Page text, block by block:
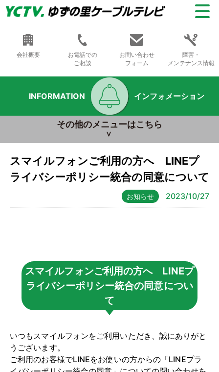
会社概要
お電話での
ご相談
お問い合わせ
フォーム
障害・
メンテナンス情報
INFORMATION インフォメーション
その他のメニューはこちら
スマイルフォンご利用の方へ LINEプ
ライバシーポリシー統合の同意について
お知らせ 2023/10/27
スマイルフォンご利用の方へ LINEプ
ライバシーポリシー統合の同意につい
て
いつもスマイルフォンをご利用いただき、誠にありがと
うございます。
ご利用のお客様でLINEをお使いの方からの「LINEプラ